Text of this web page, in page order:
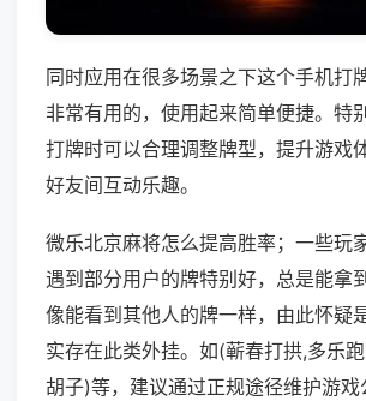
同时应用在很多场景之下这个手机打
非常有用的，使用起来简单便捷。特
打牌时可以合理调整牌型，提升游戏
好友间互动乐趣。
微乐北京麻将怎么提高胜率；一些玩
遇到部分用户的牌特别好，总是能拿
像能看到其他人的牌一样，由此怀疑
实存在此类外挂。如(蕲春打拱,多乐
胡子)等，建议通过正规途径维护游戏